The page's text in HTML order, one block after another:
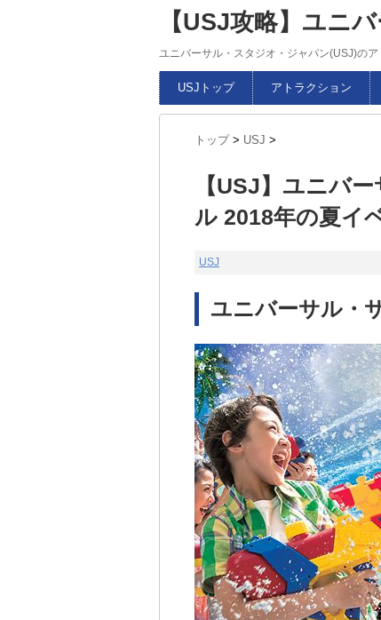
【USJ攻略】ユニ
ユニバーサル・スタジオ・ジャパン(USJ)の
USJトップ アトラクション
トップ > USJ >
【USJ】ユニバ
ル 2018年の夏イ
USJ
ユニバーサル・